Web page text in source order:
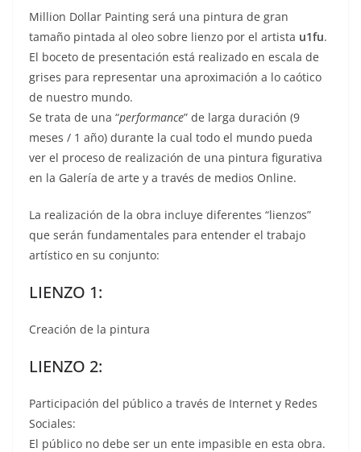
Million Dollar Painting será una pintura de gran
tamaño pintada al oleo sobre lienzo por el artista u1fu.
El boceto de presentación está realizado en escala de
grises para representar una aproximación a lo caótico
de nuestro mundo.
Se trata de una “performance” de larga duración (9
meses / 1 año) durante la cual todo el mundo pueda
ver el proceso de realización de una pintura figurativa
en la Galería de arte y a través de medios Online.
La realización de la obra incluye diferentes “lienzos”
que serán fundamentales para entender el trabajo
artístico en su conjunto:
LIENZO 1:
Creación de la pintura
LIENZO 2:
Participación del público a través de Internet y Redes
Sociales:
El público no debe ser un ente impasible en esta obra.